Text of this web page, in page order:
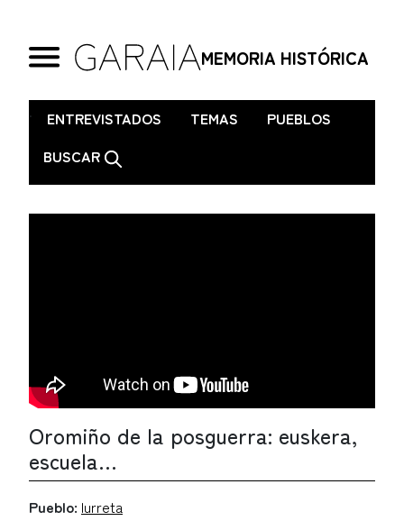
MEMORIA HISTÓRICA
. ENTREVISTADOS TEMAS
PUEBLOS
BUSCAR
Oromiño de la posguerra: euskera,
escuela…
Pueblo: Iurreta